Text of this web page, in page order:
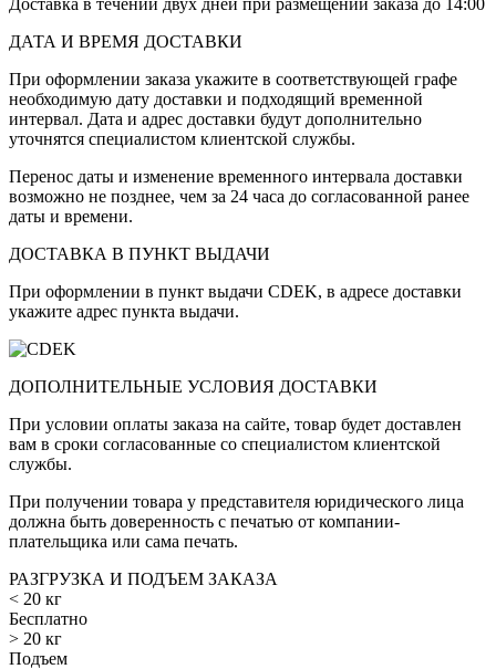
ДАТА И ВРЕМЯ ДОСТАВКИ
При оформлении заказа укажите в соответствующей графе
необходимую дату доставки и подходящий временной
интервал. Дата и адрес доставки будут дополнительно
уточнятся специалистом клиентской службы.
Перенос даты и изменение временного интервала доставки
возможно не позднее, чем за 24 часа до согласованной ранее
даты и времени.
ДОСТАВКА В ПУНКТ ВЫДАЧИ
При оформлении в пункт выдачи CDEK, в адресе доставки
укажите адрес пункта выдачи.
ДОПОЛНИТЕЛЬНЫЕ УСЛОВИЯ ДОСТАВКИ
При условии оплаты заказа на сайте, товар будет доставлен
вам в сроки согласованные со специалистом клиентской
службы.
При получении товара у представителя юридического лица
должна быть доверенность с печатью от компании-
плательщика или сама печать.
РАЗГРУЗКА И ПОДЪЕМ ЗАКАЗА
< 20 кг
Бесплатно
> 20 кг
Подъем